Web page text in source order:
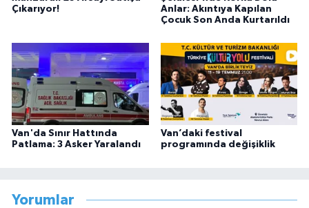
Çıkarıyor!
Anlar: Akıntıya Kapılan
Çocuk Son Anda Kurtarıldı
Van'da Sınır Hattında
Patlama: 3 Asker Yaralandı
Van’daki festival
programında değişiklik
Yorumlar